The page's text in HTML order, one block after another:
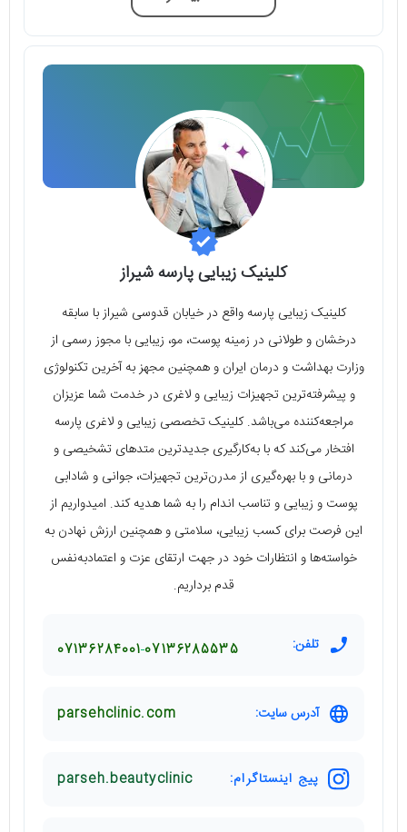
کلینیک زیبایی پارسه شیراز
کلینیک زیبایی پارسه واقع در خیابان قدوسی شیراز با سابقه
درخشان و طولانی در زمینه پوست، مو، زیبایی با مجوز رسمی از
وزارت بهداشت و درمان ایران و همچنین مجهز به آخرین تکنولوژی
و پیشرفته‌ترین تجهیزات زیبایی و لاغری در خدمت شما عزیزان
مراجعه‌کننده می‌باشد. کلینیک تخصصی زیبایی و لاغری پارسه
افتخار می‌کند که با به‌کارگیری جدیدترین متدهای تشخیصی و
درمانی و با بهره‌گیری از مدرن‌ترین تجهیزات، جوانی و شادابی
پوست و زیبایی و تناسب اندام را به شما هدیه کند. امیدواریم از
این فرصت برای کسب زیبایی، سلامتی و همچنین ارزش نهادن به
خواسته‌ها و انتظارات خود در جهت ارتقای عزت و اعتمادبه‌نفس
قدم برداریم.
تلفن: 07136285535
07136284001
آدرس سایت: parsehclinic.com
پیج اینستاگرام: parseh.beautyclinic